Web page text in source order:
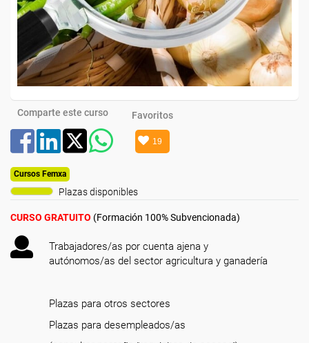
Comparte este curso Favoritos
19
Cursos Femxa
Plazas disponibles
CURSO GRATUITO (Formación 100% Subvencionada)
Trabajadores/as por cuenta ajena y
autónomos/as del sector agricultura y ganadería
Plazas para otros sectores
Plazas para desempleados/as